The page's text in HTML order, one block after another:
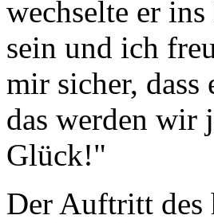
wechselte er
sein und ich
mir sicher,
das werden wir
Glück!"
Der Auftritt